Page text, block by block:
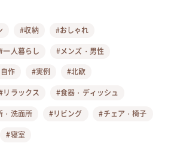
#収納
#おしゃれ
一人暮らし
#メンズ・男性
作 #実例
#北欧
リラックス
#食器・ディッシュ
・洗面所 #リビング
#チェア・椅子
#寝室